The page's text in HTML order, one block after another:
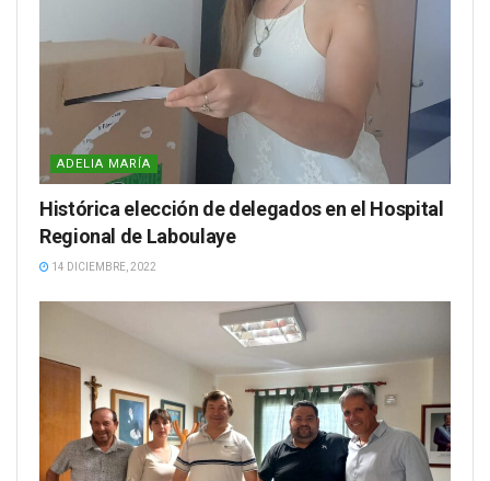
ADELIA MARÍA
Histórica elección de delegados en el Hospital
Regional de Laboulaye
14 DICIEMBRE, 2022